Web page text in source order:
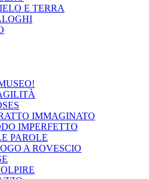
E TERRA
IMMAGINATO
IMPERFETTO
PAROLE
A ROVESCIO